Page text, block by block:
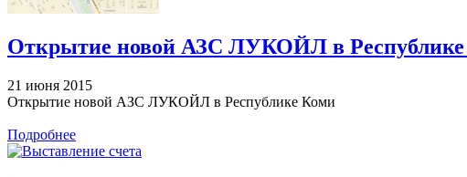
Открытие новой АЗС ЛУКОЙЛ в
21 июня 2015
Открытие новой АЗС ЛУКОЙЛ в Республике Коми
Подробнее